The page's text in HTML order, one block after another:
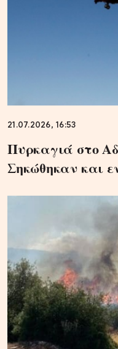
21.07.2026, 16:53
Πυρκαγιά στο
Σηκώθηκαν και